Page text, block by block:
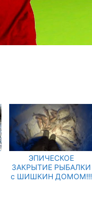
ЭПИЧЕСКОЕ
ЗАКРЫТИЕ РЫБАЛКИ
с ШИШКИН ДОМОМ!!!